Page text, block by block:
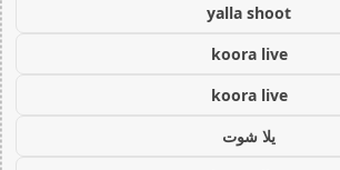
yalla shoot
koora live
koora live
يلا شوت